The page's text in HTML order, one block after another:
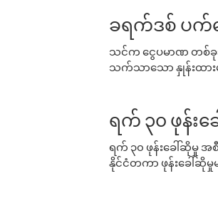
ခရက်ဒစ် ပက်က
သင်က ငွေပမာဏ တစ်
သက်သာသော နှုန်းထား
ရက် ၃၀ ဖုန်း
ရက် ၃၀ ဖုန်းခေါ်ဆိုမှု
နိုင်ငံတကာ ဖုန်းခေါ်ဆို